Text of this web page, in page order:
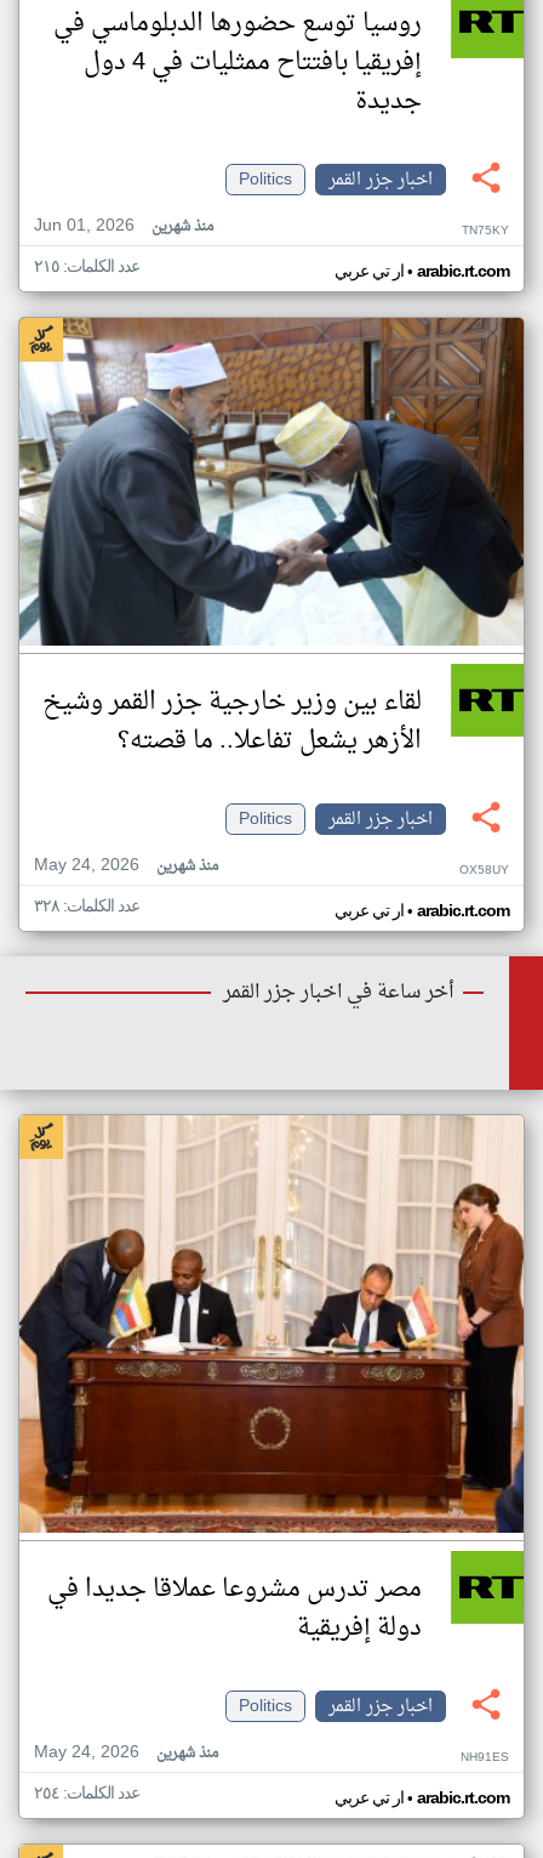
روسيا توسع حضورها الدبلوماسي في
إفريقيا بافتتاح ممثليات في 4 دول
جديدة
اخبار جزر القمر
Politics
Jun 01, 2026
منذ شهرين TN75KY
ار تي عربي• arabic.rt.com عدد الكلمات: ٢١٥
لقاء بين وزير خارجية جزر القمر وشيخ
الأزهر يشعل تفاعلا.. ما قصته؟
اخبار جزر القمر
Politics
May 24, 2026
منذ شهرين OX58UY
ار تي عربي• arabic.rt.com عدد الكلمات: ٣٢٨
أخر ساعة في اخبار جزر القمر
مصر تدرس مشروعا عملاقا جديدا في
دولة إفريقية
اخبار جزر القمر
Politics
May 24, 2026
منذ شهرين NH91ES
ار تي عربي• arabic.rt.com عدد الكلمات: ٢٥٤